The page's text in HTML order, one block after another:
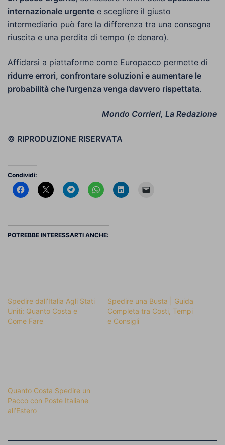
internazionale urgente e scegliere il giusto
intermediario può fare la differenza tra una consegna
riuscita e una perdita di tempo (e denaro).
Affidarsi a piattaforme come Europacco permette di
ridurre errori, confrontare soluzioni e aumentare le
probabilità che l’urgenza venga davvero rispettata.
Mondo Corrieri, La Redazione
© RIPRODUZIONE RISERVATA
Condividi:
POTREBBE INTERESSARTI ANCHE:
Spedire dall’Italia Agli Stati
Uniti: Quanto Costa e
Come Fare
Spedire una Busta | Guida
Completa tra Costi, Tempi
e Consigli
Quanto Costa Spedire un
Pacco con Poste Italiane
all’Estero